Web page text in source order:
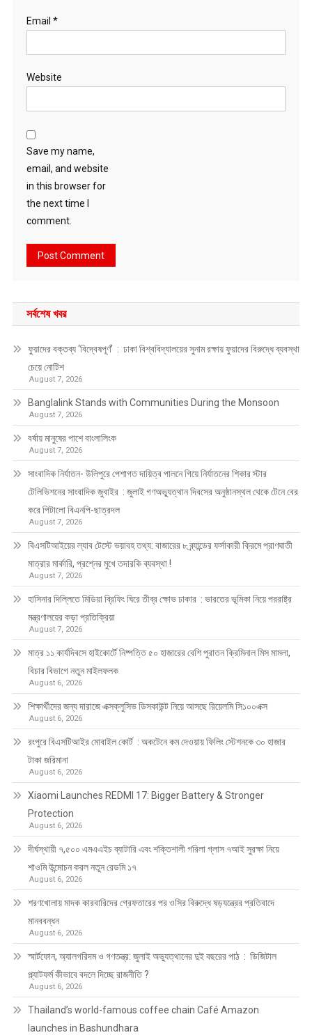
Email *
Website
Save my name,
email, and website
in this browser for
the next time I
comment.
সর্বশেষ খবর
ফুয়াদের বক্তব্য ‘বিদ্বেষপূর্ণ’ : ঢাকা বিশ্ববিদ্যালয়ের সুনাম রক্ষায় ফুয়াদের বিরুদ্ধে ব্যবস্থা
চেয়ে নোটিশ
August 7, 2026
Banglalink Stands with Communities During the Monsoon
August 7, 2026
বর্ষায় মানুষের পাশে বাংলালিংক
August 7, 2026
সাংবাদিক নির্যাতন- উলিপুরে পেশাগত দায়িত্ব পালনে গিয়ে নির্যাতনের শিকার স্টার
টেলিভিশনের সাংবাদিক জুবাইর : জুলাই গণঅভ্যুত্থান দিবসের অনুষ্ঠানস্থল থেকে টেনে বের
করে পিটালো বিএনপি-ছাত্রদল
August 7, 2026
বিএসটিআইয়ের ল্যাব টেস্টে ভয়াবহ তথ্য: বাজারের ৮ ব্র্যান্ডের ফর্সাকারী ক্রিমে প্রাণঘাতী
মাত্রার মার্কারি, প্রশ্নের মুখে তদারকি ব্যবস্থা !
August 7, 2026
হাসিনার দিল্লিতে মিডিয়া ব্রিফিং ঘিরে তীব্র ক্ষোভ ঢাকার : ভারতের ভূমিকা নিয়ে পররাষ্ট্র
মন্ত্রণালয়ের কড়া প্রতিক্রিয়া
August 7, 2026
মাত্র ১১ কার্যদিবসে হাইকোর্টে নিষ্পত্তি ৫০ হাজারের বেশি পুরাতন ক্রিমিনাল মিস মামলা,
বিচার বিভাগে নতুন মাইলফলক
August 6, 2026
শিক্ষার্থীদের জন্য দারাজে এক্সক্লুসিভ ডিসকাউন্ট নিয়ে আসছে রিয়েলমি সি১০০এক্স
August 6, 2026
রংপুরে বিএসটিআইর মোবাইল কোর্ট : অকটেনে কম দেওয়ায় ফিলিং স্টেশনকে ৩০ হাজার
টাকা জরিমানা
August 6, 2026
Xiaomi Launches REDMI 17: Bigger Battery & Stronger
Protection
August 6, 2026
দীর্ঘস্থায়ী ৭,৫০০ এমএএইচ ব্যাটারি এবং শক্তিশালী গরিলা গ্লাস ৭আই সুরক্ষা নিয়ে
শাওমি উন্মোচন করল নতুন রেডমি ১৭
August 6, 2026
শরণখোলায় মাদক কারবারিদের গ্রেফতারের পর ওসির বিরুদ্ধে ষড়যন্ত্রের প্রতিবাদে
মানববন্ধন
August 6, 2026
স্মার্টফোন, অ্যালগরিদম ও গণতন্ত্র: জুলাই অভ্যুত্থানের দুই বছরের পাঠ : ডিজিটাল
প্ল্যাটফর্ম কীভাবে বদলে দিচ্ছে রাজনীতি ?
August 6, 2026
Thailand’s world-famous coffee chain Café Amazon
launches in Bashundhara